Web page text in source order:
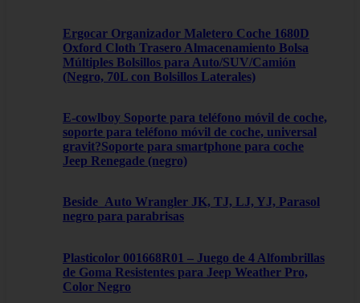
Ergocar Organizador Maletero Coche 1680D
Oxford Cloth Trasero Almacenamiento Bolsa
Múltiples Bolsillos para Auto/SUV/Camión
(Negro, 70L con Bolsillos Laterales)
E-cowlboy Soporte para teléfono móvil de coche,
soporte para teléfono móvil de coche, universal
gravit?Soporte para smartphone para coche
Jeep Renegade (negro)
Beside_Auto Wrangler JK, TJ, LJ, YJ, Parasol
negro para parabrisas
Plasticolor 001668R01 – Juego de 4 Alfombrillas
de Goma Resistentes para Jeep Weather Pro,
Color Negro